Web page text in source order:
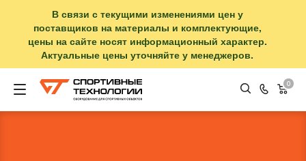
В связи с текущими изменениями цен у
поставщиков на материалы и комплектующие,
цены на сайте носят информационный характер.
Актуальные цены уточняйте у менеджеров.
0